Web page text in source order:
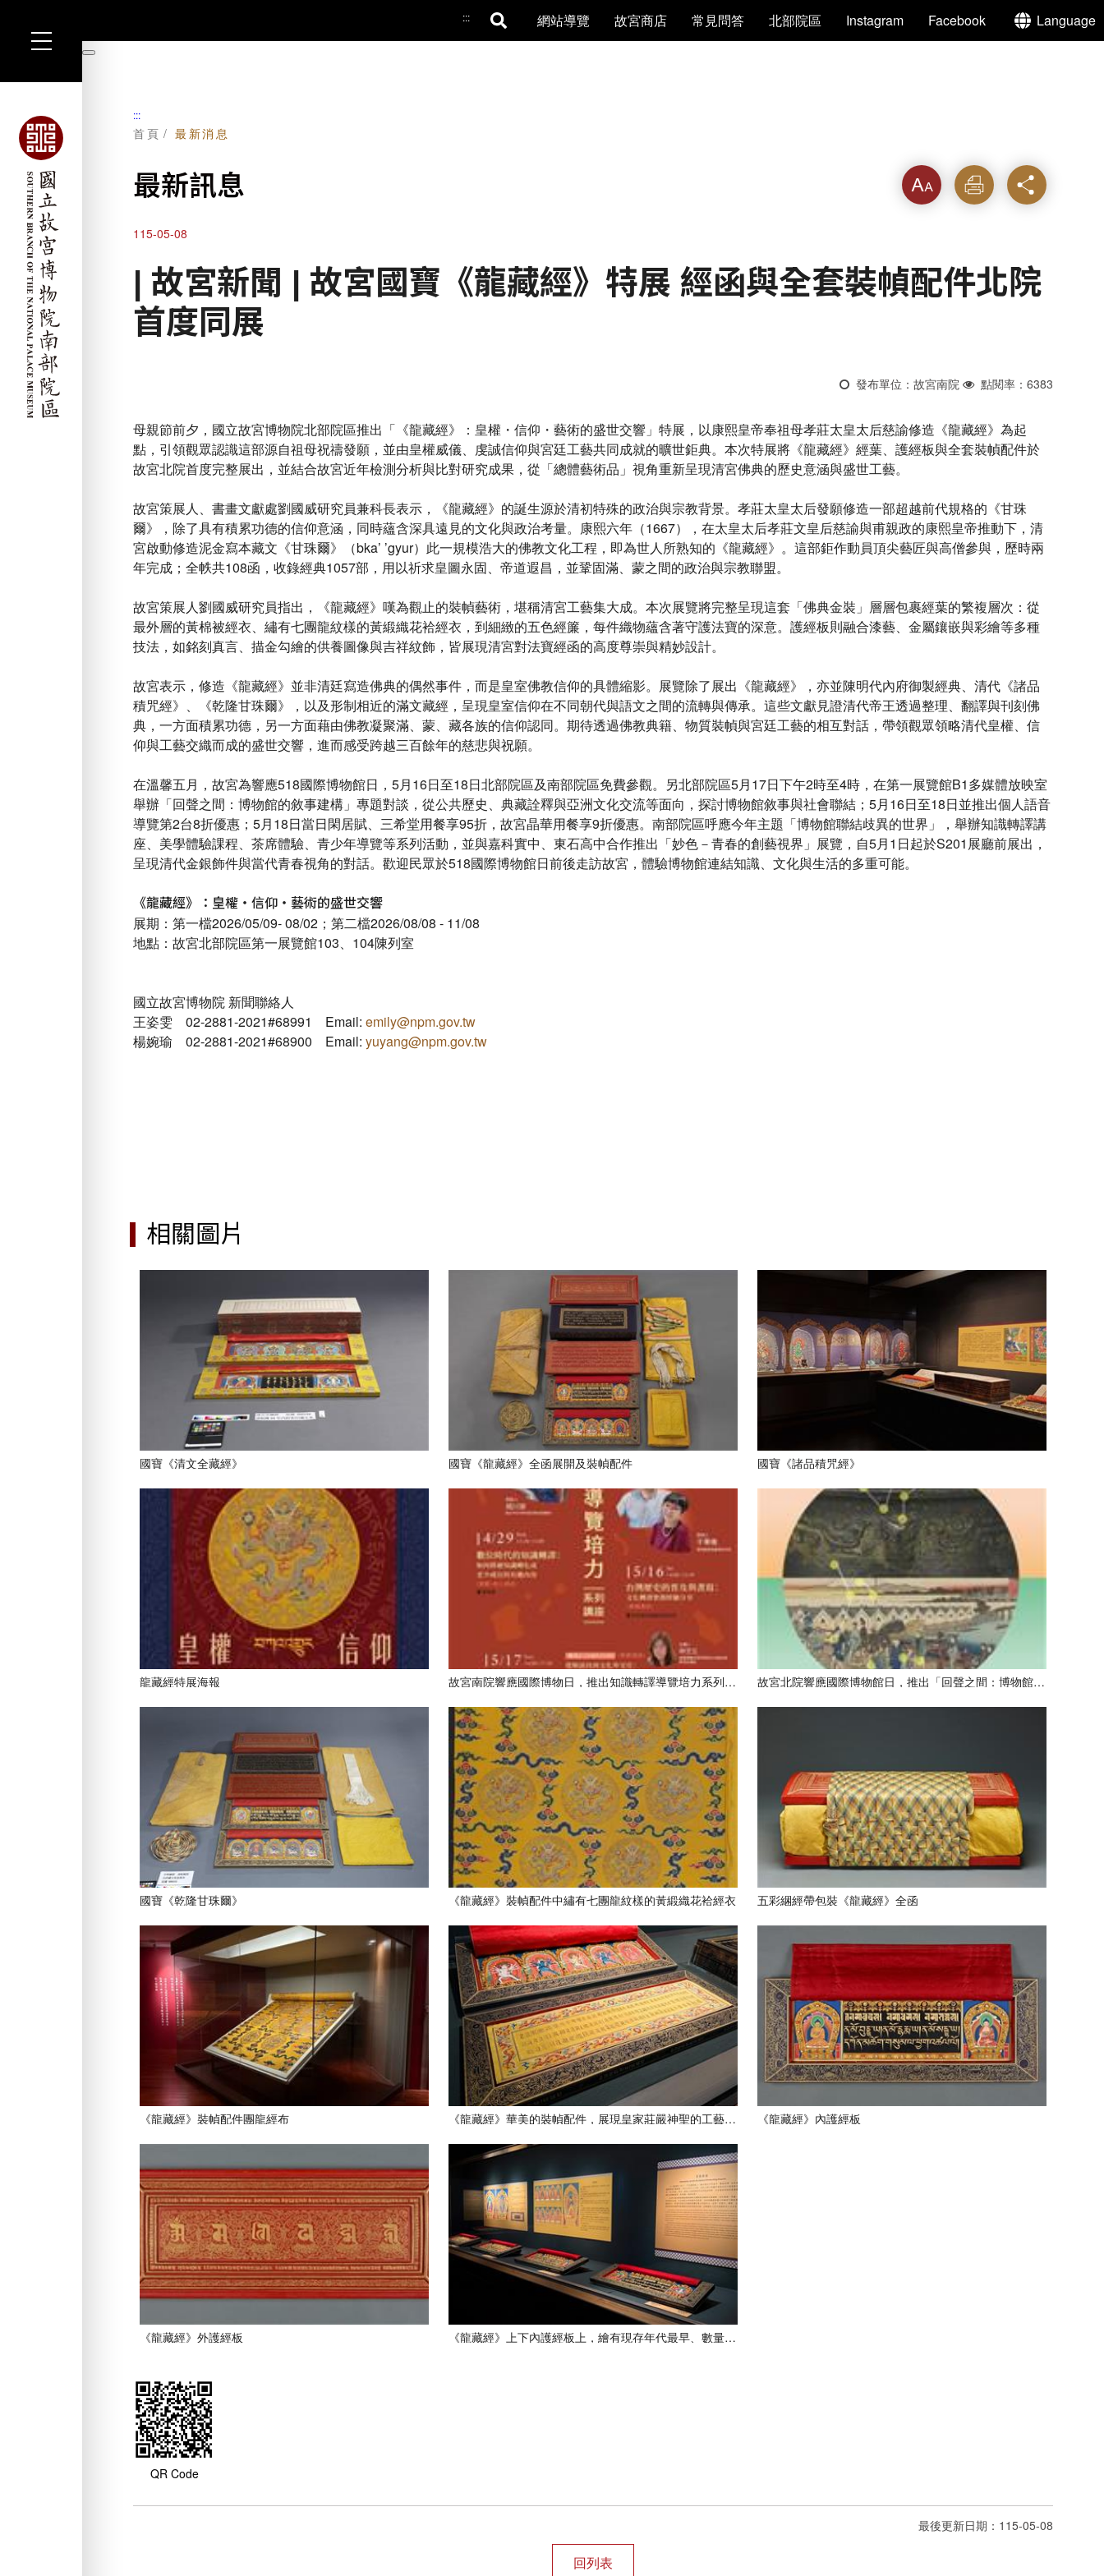
要
::: 網站導覽 故宮商店 常見問答 北部院區 Instagram Facebook Language
暫
:::
首頁 最新消息
最新訊息 字級 列印 分享
115-05-08
| 故宮新聞 | 故宮國寶《龍藏經》特展 經函與全套裝幀配件北院
首度同展
發布單位：故宮南院 點閱率：6383
母親節前夕，國立故宮博物院北部院區推出「《龍藏經》：皇權・信仰・藝術的盛世交響」特展，以康熙皇帝奉祖母孝莊太皇太后慈諭修造《龍藏經》為起
點，引領觀眾認識這部源自祖母祝禱發願，並由皇權威儀、虔誠信仰與宮廷工藝共同成就的曠世鉅典。本次特展將《龍藏經》經葉、護經板與全套裝幀配件於
故宮北院首度完整展出，並結合故宮近年檢測分析與比對研究成果，從「總體藝術品」視角重新呈現清宮佛典的歷史意涵與盛世工藝。
故宮策展人、書畫文獻處劉國威研究員兼科長表示，《龍藏經》的誕生源於清初特殊的政治與宗教背景。孝莊太皇太后發願修造一部超越前代規格的《甘珠
爾》，除了具有積累功德的信仰意涵，同時蘊含深具遠見的文化與政治考量。康熙六年（1667），在太皇太后孝莊文皇后慈諭與甫親政的康熙皇帝推動下，清
宮啟動修造泥金寫本藏文《甘珠爾》（bka’ ’gyur）此一規模浩大的佛教文化工程，即為世人所熟知的《龍藏經》。這部鉅作動員頂尖藝匠與高僧參與，歷時兩
年完成；全帙共108函，收錄經典1057部，用以祈求皇圖永固、帝道遐昌，並鞏固滿、蒙之間的政治與宗教聯盟。
故宮策展人劉國威研究員指出，《龍藏經》嘆為觀止的裝幀藝術，堪稱清宮工藝集大成。本次展覽將完整呈現這套「佛典金裝」層層包裹經葉的繁複層次：從
最外層的黃棉被經衣、繡有七團龍紋樣的黃緞織花袷經衣，到細緻的五色經簾，每件織物蘊含著守護法寶的深意。護經板則融合漆藝、金屬鑲嵌與彩繪等多種
技法，如銘刻真言、描金勾繪的供養圖像與吉祥紋飾，皆展現清宮對法寶經函的高度尊崇與精妙設計。
故宮表示，修造《龍藏經》並非清廷寫造佛典的偶然事件，而是皇室佛教信仰的具體縮影。展覽除了展出《龍藏經》，亦並陳明代內府御製經典、清代《諸品
積咒經》、《乾隆甘珠爾》，以及形制相近的滿文藏經，呈現皇室信仰在不同朝代與語文之間的流轉與傳承。這些文獻見證清代帝王透過整理、翻譯與刊刻佛
典，一方面積累功德，另一方面藉由佛教凝聚滿、蒙、藏各族的信仰認同。期待透過佛教典籍、物質裝幀與宮廷工藝的相互對話，帶領觀眾領略清代皇權、信
仰與工藝交織而成的盛世交響，進而感受跨越三百餘年的慈悲與祝願。
在溫馨五月，故宮為響應518國際博物館日，5月16日至18日北部院區及南部院區免費參觀。另北部院區5月17日下午2時至4時，在第一展覽館B1多媒體放映室
舉辦「回聲之間：博物館的敘事建構」專題對談，從公共歷史、典藏詮釋與亞洲文化交流等面向，探討博物館敘事與社會聯結；5月16日至18日並推出個人語音
導覽第2台8折優惠；5月18日當日閑居賦、三希堂用餐享95折，故宮晶華用餐享9折優惠。南部院區呼應今年主題「博物館聯結歧異的世界」，舉辦知識轉譯講
座、美學體驗課程、茶席體驗、青少年導覽等系列活動，並與嘉科實中、東石高中合作推出「妙色－青春的創藝視界」展覽，自5月1日起於S201展廳前展出，
呈現清代金銀飾件與當代青春視角的對話。歡迎民眾於518國際博物館日前後走訪故宮，體驗博物館連結知識、文化與生活的多重可能。
《龍藏經》：皇權・信仰・藝術的盛世交響
展期：第一檔2026/05/09- 08/02；第二檔2026/08/08 - 11/08
地點：故宮北部院區第一展覽館103、104陳列室
國立故宮博物院 新聞聯絡人
王姿雯 02-2881-2021#68991 Email:emily@npm.gov.tw
楊婉瑜 02-2881-2021#68900 Email:yuyang@npm.gov.tw
相關圖片
國寶《清文全藏經》 國寶《龍藏經》全函展開及裝幀配件 國寶《諸品積咒經》
龍藏經特展海報 故宮南院響應國際博物日，推出知識轉譯導覽培力系列講座。 故宮北院響應國際博物館日，推出「回聲之間：博物館的敘事建構」專題對談。
國寶《乾隆甘珠爾》 《龍藏經》裝幀配件中繡有七團龍紋樣的黃緞織花袷經衣 五彩綑經帶包裝《龍藏經》全函
《龍藏經》裝幀配件團龍經布 《龍藏經》華美的裝幀配件，展現皇家莊嚴神聖的工藝美學。 《龍藏經》內護經板
《龍藏經》外護經板 《龍藏經》上下內護經板上，繪有現存年代最早、數量最豐、技法最精的藏傳佛教彩繪圖像。
QR Code
最後更新日期：115-05-08